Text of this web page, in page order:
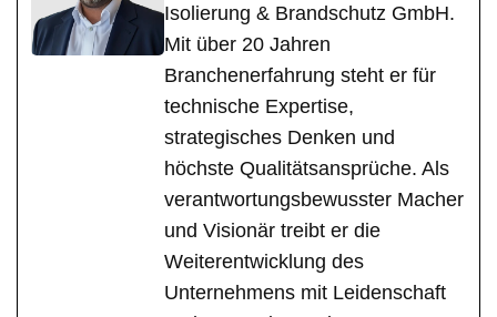
Isolierung & Brandschutz GmbH.
Mit über 20 Jahren
Branchenerfahrung steht er für
technische Expertise,
strategisches Denken und
höchste Qualitätsansprüche. Als
verantwortungsbewusster Macher
und Visionär treibt er die
Weiterentwicklung des
Unternehmens mit Leidenschaft